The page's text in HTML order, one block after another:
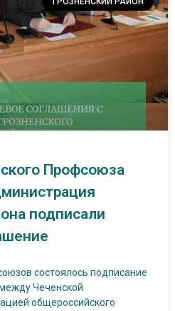
Профсоюза
подписали
состоялось подписание
Чеченской
общероссийского